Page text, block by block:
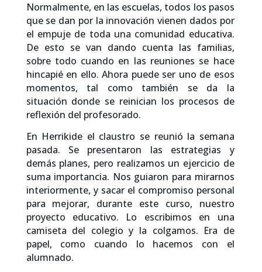
Normalmente, en las escuelas, todos los pasos
que se dan por la innovación vienen dados por
el empuje de toda una comunidad educativa.
De esto se van dando cuenta las familias,
sobre todo cuando en las reuniones se hace
hincapié en ello. Ahora puede ser uno de esos
momentos, tal como también se da la
situación donde se reinician los procesos de
reflexión del profesorado.
En Herrikide el claustro se reunió la semana
pasada. Se presentaron las estrategias y
demás planes, pero realizamos un ejercicio de
suma importancia. Nos guiaron para mirarnos
interiormente, y sacar el compromiso personal
para mejorar, durante este curso, nuestro
proyecto educativo. Lo escribimos en una
camiseta del colegio y la colgamos. Era de
papel, como cuando lo hacemos con el
alumnado.